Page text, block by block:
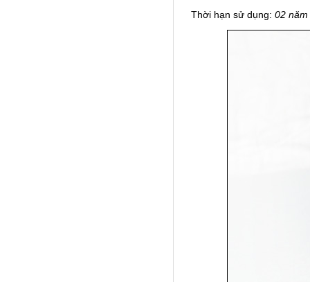
Thời hạn sử dụng: 02